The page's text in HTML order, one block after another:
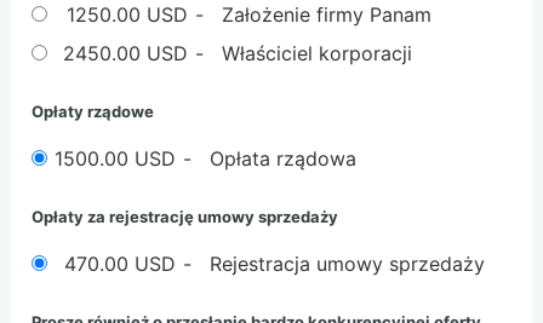
1250.00 USD - Założenie firmy Panam
2450.00 USD - Właściciel korporacji
Opłaty rządowe
1500.00 USD - Opłata rządowa
Opłaty za rejestrację umowy sprzedaży
470.00 USD - Rejestracja umowy sprzedaży